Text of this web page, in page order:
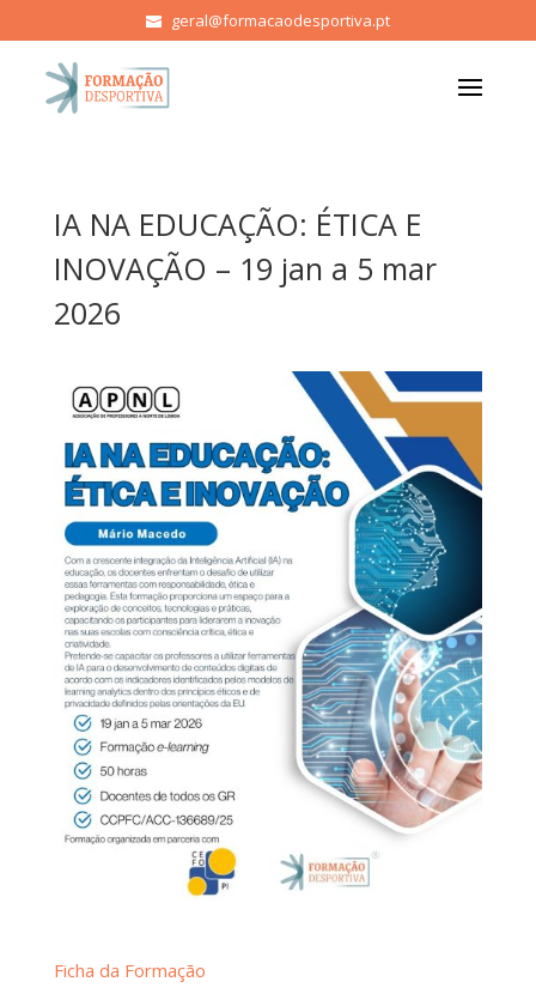
geral@formacaodesportiva.pt
IA NA EDUCAÇÃO: ÉTICA E
INOVAÇÃO – 19 jan a 5 mar
2026
Ficha da Formação